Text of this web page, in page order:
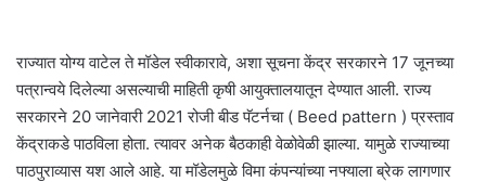
राज्यात योग्य वाटेल ते मॉडेल स्वीकारावे, अशा सूचना केंद्र सरकारने 17 जूनच्या
पत्रान्वये दिलेल्या असल्याची माहिती कृषी आयुक्तालयातून देण्यात आली. राज्य
सरकारने 20 जानेवारी 2021 रोजी बीड पॅटर्नचा ( Beed pattern ) प्रस्ताव
केंद्राकडे पाठविला होता. त्यावर अनेक बैठकाही वेळोवेळी झाल्या. यामुळे राज्याच्या
पाठपुराव्यास यश आले आहे. या मॉडेलमुळे विमा कंपन्यांच्या नफ्याला ब्रेक लागणार